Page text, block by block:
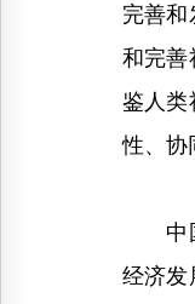
完善和
和完善
鉴人类
性、协
中国
经济发